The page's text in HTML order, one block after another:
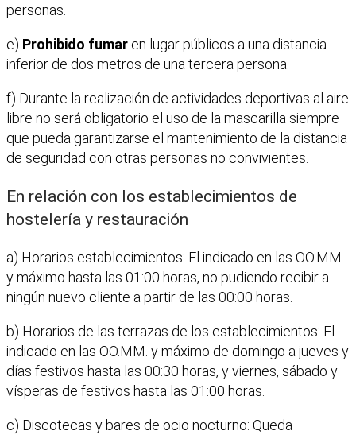
personas.
e) Prohibido fumar en lugar públicos a una distancia
inferior de dos metros de una tercera persona.
f) Durante la realización de actividades deportivas al aire
libre no será obligatorio el uso de la mascarilla siempre
que pueda garantizarse el mantenimiento de la distancia
de seguridad con otras personas no convivientes.
En relación con los establecimientos de
hostelería y restauración
a) Horarios establecimientos: El indicado en las OO.MM.
y máximo hasta las 01:00 horas, no pudiendo recibir a
ningún nuevo cliente a partir de las 00:00 horas.
b) Horarios de las terrazas de los establecimientos: El
indicado en las OO.MM. y máximo de domingo a jueves y
días festivos hasta las 00:30 horas, y viernes, sábado y
vísperas de festivos hasta las 01:00 horas.
c) Discotecas y bares de ocio nocturno: Queda